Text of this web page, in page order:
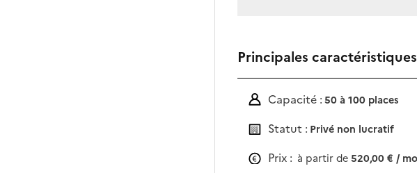
Principales caractéristiques
Capacité : 50 à 100 places
Statut : Privé non lucratif
Prix : à partir de 520,00 € /